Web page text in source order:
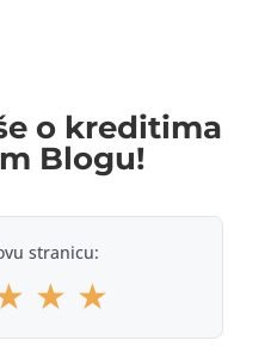
o kreditima
Blogu!
stranicu:
★ ★